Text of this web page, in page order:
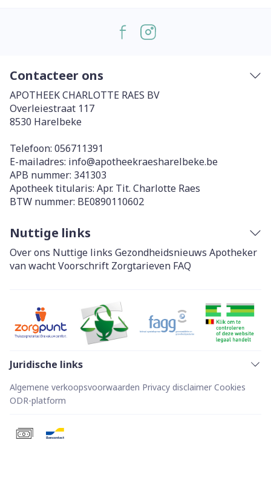
Contacteer ons
APOTHEEK CHARLOTTE RAES BV
Overleiestraat 117
8530 Harelbeke
Telefoon: 056711391
E-mailadres: info@apotheekraesharelbeke.be
APB nummer: 341303
Apotheek titularis: Apr. Tit. Charlotte Raes
BTW nummer: BE0890110602
Nuttige links
Over ons Nuttige links Gezondheidsnieuws Apotheker
van wachtVoorschrift Zorgtarieven FAQ
Juridische links
Algemene verkoopsvoorwaarden Privacy disclaimer Cookies
ODR-platform